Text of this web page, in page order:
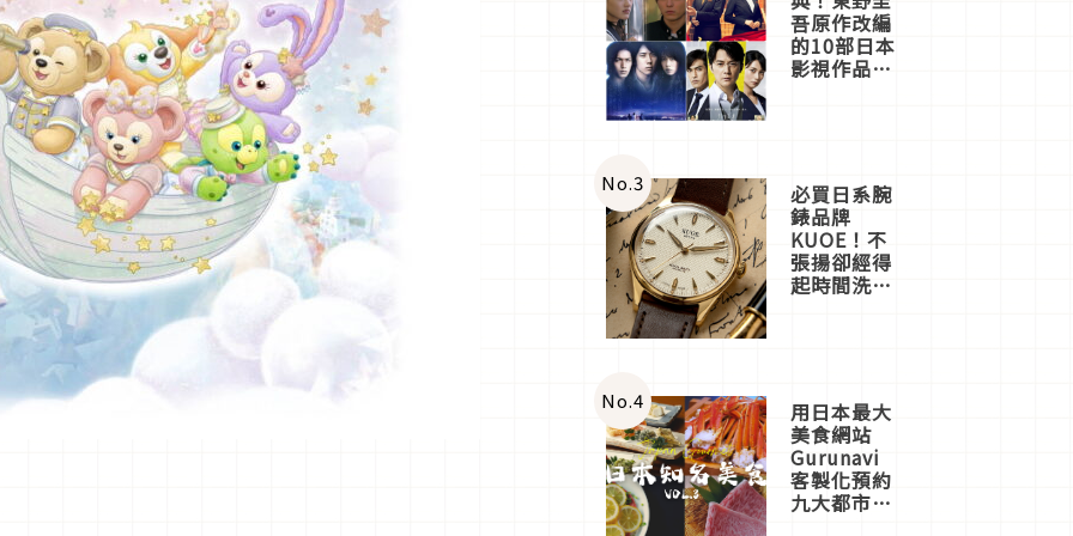
吾原作改編
的10部日本
影視作品推
No.3 必買日系腕
錶品牌
KUOE！不
張揚卻經得
起時間洗鍊
No.4 用日本最大
美食網站
Gurunavi
客製化預約
九大都市餐